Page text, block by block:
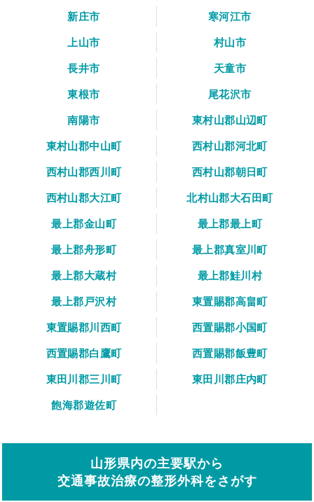
新庄市
寒河江市
上山市
村山市
長井市
天童市
東根市
尾花沢市
南陽市
東村山郡山辺町
東村山郡中山町
西村山郡河北町
西村山郡西川町
西村山郡朝日町
西村山郡大江町
北村山郡大石田町
最上郡金山町
最上郡最上町
最上郡舟形町
最上郡真室川町
最上郡大蔵村
最上郡鮭川村
最上郡戸沢村
東置賜郡高畠町
東置賜郡川西町
西置賜郡小国町
西置賜郡白鷹町
西置賜郡飯豊町
東田川郡三川町
東田川郡庄内町
飽海郡遊佐町
山形県内の主要駅から
交通事故治療の整形外科をさがす